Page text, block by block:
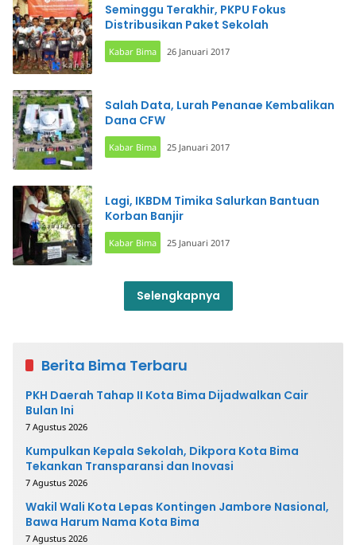
Seminggu Terakhir, PKPU Fokus
Distribusikan Paket Sekolah
Kabar Bima 26 Januari 2017
Salah Data, Lurah Penanae Kembalikan
Dana CFW
Kabar Bima 25 Januari 2017
Lagi, IKBDM Timika Salurkan Bantuan
Korban Banjir
Kabar Bima 25 Januari 2017
Selengkapnya
Berita Bima Terbaru
PKH Daerah Tahap II Kota Bima Dijadwalkan Cair
Bulan Ini
7 Agustus 2026
Kumpulkan Kepala Sekolah, Dikpora Kota Bima
Tekankan Transparansi dan Inovasi
7 Agustus 2026
Wakil Wali Kota Lepas Kontingen Jambore Nasional,
Bawa Harum Nama Kota Bima
7 Agustus 2026